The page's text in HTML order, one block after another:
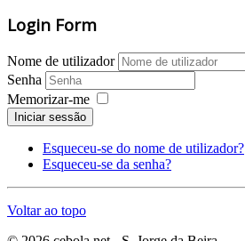
Login Form
Nome de utilizador
Senha
Memorizar-me
Iniciar sessão
Esqueceu-se do nome de utilizador?
Esqueceu-se da senha?
Voltar ao topo